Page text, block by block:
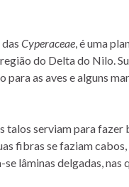
Cyperaceae, é uma
do Delta do Nilo.
as aves e alguns
talos serviam para fazer
fibras se faziam
lâminas delgadas, nas